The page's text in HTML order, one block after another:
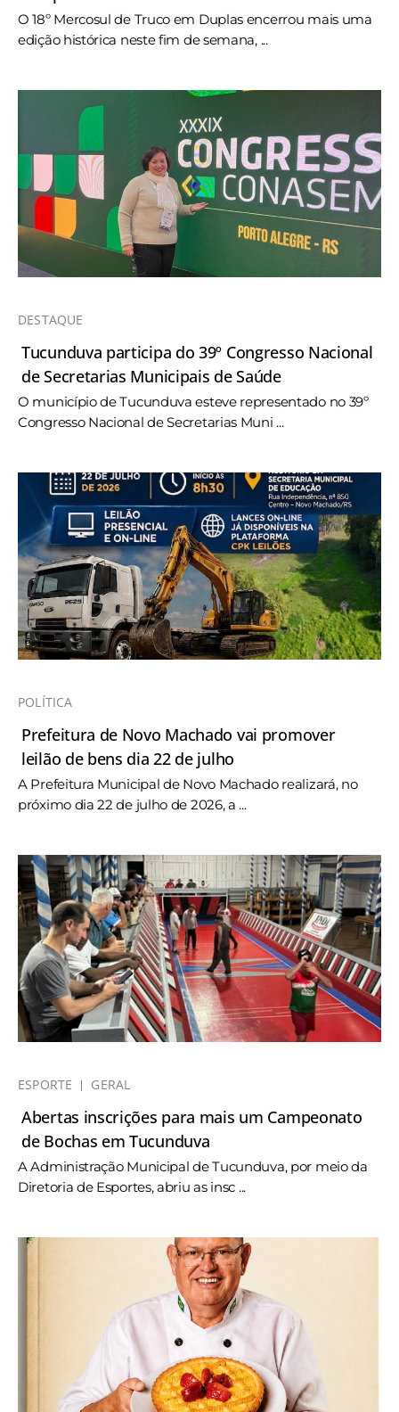
O 18º Mercosul de Truco em Duplas encerrou mais uma
edição histórica neste fim de semana, ...
DESTAQUE
Tucunduva participa do 39º Congresso Nacional
de Secretarias Municipais de Saúde
O município de Tucunduva esteve representado no 39º
Congresso Nacional de Secretarias Muni ...
POLÍTICA
Prefeitura de Novo Machado vai promover
leilão de bens dia 22 de julho
A Prefeitura Municipal de Novo Machado realizará, no
próximo dia 22 de julho de 2026, a ...
ESPORTE GERAL
Abertas inscrições para mais um Campeonato
de Bochas em Tucunduva
A Administração Municipal de Tucunduva, por meio da
Diretoria de Esportes, abriu as insc ...